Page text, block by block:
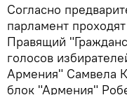
Согласно
парламент
Правящий
голосов
Армения" Самвела
блок "Армения"